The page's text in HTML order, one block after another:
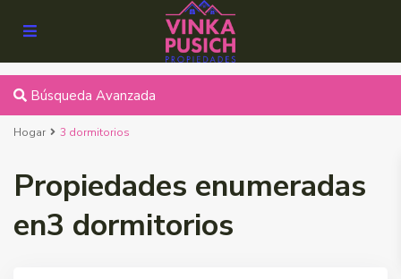
Búsqueda Avanzada
Hogar 3 dormitorios
Propiedades enumeradas
en3 dormitorios